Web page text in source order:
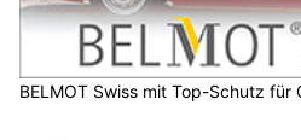
BELMOT Swiss mit Top-Schutz für